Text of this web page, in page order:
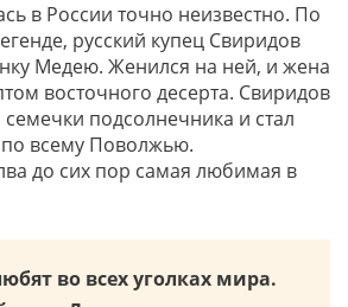
в России точно неизвестно. По
русский купец Свиридов
Медею. Женился на ней, и жена
восточного десерта. Свиридов
подсолнечника и стал
по всему Поволжью.
до сих пор самая любимая в
во всех уголках мира.